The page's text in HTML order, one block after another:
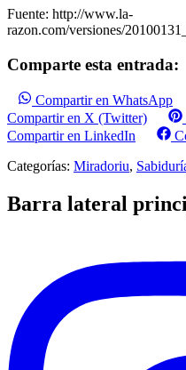
Fuente: http://www.la-
razon.com/versiones/
Comparte esta entrada:
Compartir en WhatsApp
Compartir en X (Twitter)
Compartir en LinkedIn
Categorías: Miradoriu,
Barra lateral